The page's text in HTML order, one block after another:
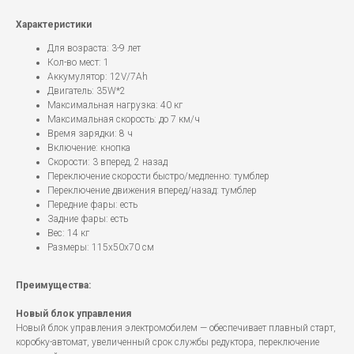
Характеристики
Для возраста: 3-9 лет
Кол-во мест: 1
Аккумулятор: 12V/7Ah
Двигатель: 35W*2
Максимальная нагрузка: 40 кг
Максимальная скорость: до 7 км/ч
Время зарядки: 8 ч
Включение: кнопка
Скорости: 3 вперед, 2 назад
Переключение скорости быстро/медленно: тумблер
Переключение движения вперед/назад: тумблер
Передние фары: есть
Задние фары: есть
Вес: 14 кг
Размеры: 115x50x70 см
Преимущества:
Новый блок управления
Новый блок управления электромобилем — обеспечивает плавный старт,
коробку-автомат, увеличенный срок службы редуктора, переключение